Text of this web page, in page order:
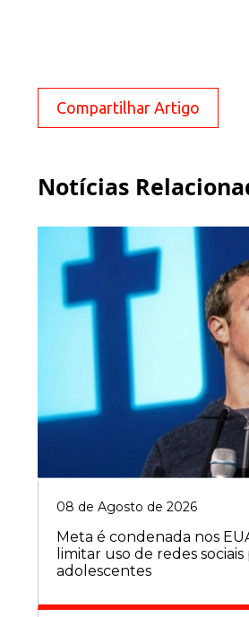
Compartilhar Artigo
Notícias
08 de Agosto de 2026
Meta é condenada nos
limitar uso de redes
adolescentes